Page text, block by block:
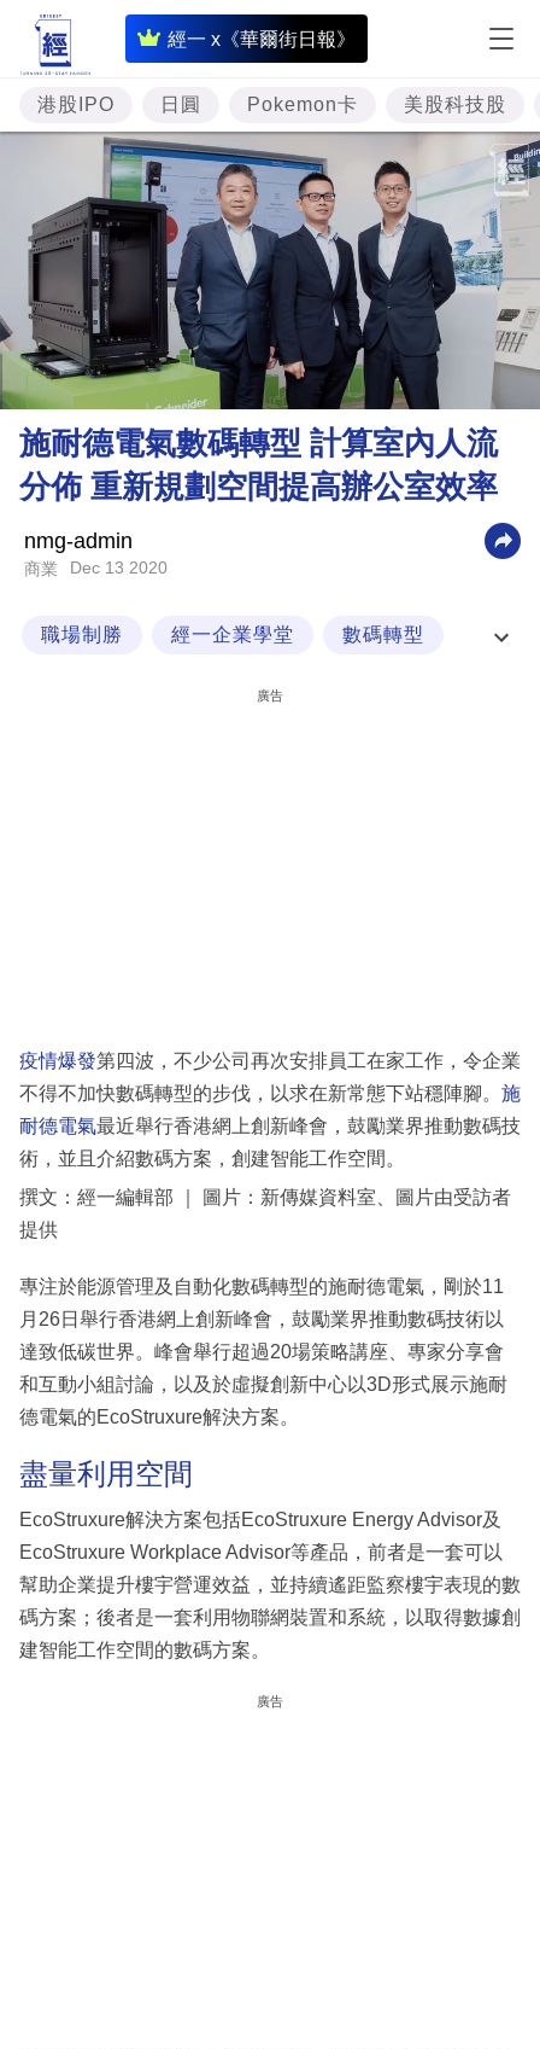
經一 x《華爾街日報》
即
時
財
經
專
題
投
資
樓
市
理
財
商
科
區
港股IPO 日圓 Pokemon卡 美股科技股
施耐德電氣數碼轉型 計算室內人流
分佈 重新規劃空間提高辦公室效率
nmg-admin
商業 Dec 13 2020
職場制勝 經一企業學堂 數碼轉型
廣告
疫情爆發第四波，不少公司再次安排員工在家工作，令企業
不得不加快數碼轉型的步伐，以求在新常態下站穩陣腳。 施
耐德電氣最近舉行香港網上創新峰會，鼓勵業界推動數碼技
術，並且介紹數碼方案，創建智能工作空間。
撰文：經一編輯部 ｜ 圖片：新傳媒資料室、圖片由受訪者
提供
專注於能源管理及自動化數碼轉型的施耐德電氣，剛於11
月26日舉行香港網上創新峰會，鼓勵業界推動數碼技術以
達致低碳世界。峰會舉行超過20場策略講座、專家分享會
和互動小組討論，以及於虛擬創新中心以3D形式展示施耐
德電氣的EcoStruxure解決方案。
盡量利用空間
EcoStruxure解決方案包括EcoStruxure Energy Advisor及
EcoStruxure Workplace Advisor等產品，前者是一套可以
幫助企業提升樓宇營運效益，並持續遙距監察樓宇表現的數
碼方案；後者是一套利用物聯網裝置和系統，以取得數據創
建智能工作空間的數碼方案。
廣告